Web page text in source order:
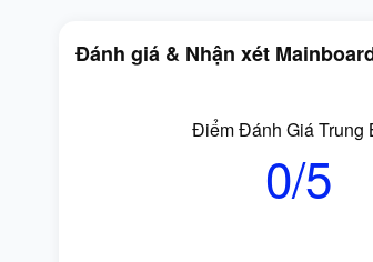
Đánh giá & Nhận xét
Điểm Đánh Giá Trung
0/5